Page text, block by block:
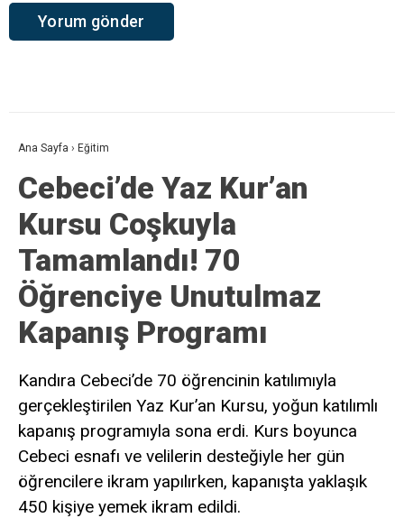
Ana Sayfa › Eğitim
Cebeci’de Yaz Kur’an
Kursu Coşkuyla
Tamamlandı! 70
Öğrenciye Unutulmaz
Kapanış Programı
Kandıra Cebeci’de 70 öğrencinin katılımıyla
gerçekleştirilen Yaz Kur’an Kursu, yoğun katılımlı
kapanış programıyla sona erdi. Kurs boyunca
Cebeci esnafı ve velilerin desteğiyle her gün
öğrencilere ikram yapılırken, kapanışta yaklaşık
450 kişiye yemek ikram edildi.